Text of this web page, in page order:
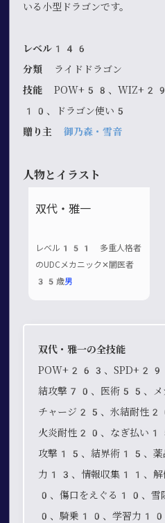
いる小型ドラゴンです。
レベル146
分類 ライドドラゴン
技能 POW+58、WIZ+29
10、ドラゴン使い5
贈り主御乃森・雪音
人物とイラスト
双代・雅一
レベル151 多重人格者
のUDCメカニック✕闇医者
35歳男
双代・雅一の全技能
POW+263、
結攻撃70、医術55、メ
チャージ25、氷結耐性
火炎耐性20、なぎ払い
攻撃15、結界術15、薬
力13、情報収集11、解
0、傷口をえぐる10、
0、騎乗10、学習力10